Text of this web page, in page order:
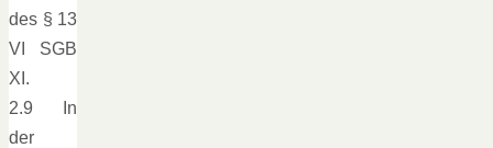
des § 13
VI SGB
XI.
2.9 In
der